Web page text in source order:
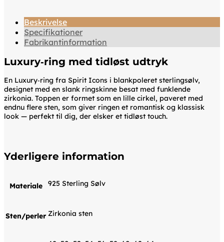
Beskrivelse
Specifikationer
Fabrikantinformation
Luxury‑ring med tidløst udtryk
En Luxury‑ring fra Spirit Icons i blankpoleret sterlingsølv,
designet med en slank ringskinne besat med funklende
zirkonia. Toppen er formet som en lille cirkel, paveret med
endnu flere sten, som giver ringen et romantisk og klassisk
look — perfekt til dig, der elsker et tidløst touch.
Yderligere information
Materiale 925 Sterling Sølv
Sten/perler Zirkonia sten